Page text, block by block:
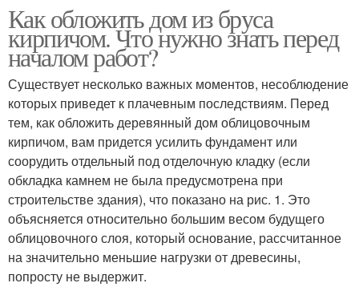
Как обложить дом из бруса
кирпичом. Что нужно знать перед
началом работ?
Существует несколько важных моментов, несоблюдение
которых приведет к плачевным последствиям. Перед
тем, как обложить деревянный дом облицовочным
кирпичом, вам придется усилить фундамент или
соорудить отдельный под отделочную кладку (если
обкладка камнем не была предусмотрена при
строительстве здания), что показано на рис. 1. Это
объясняется относительно большим весом будущего
облицовочного слоя, который основание, рассчитанное
на значительно меньшие нагрузки от древесины,
попросту не выдержит.